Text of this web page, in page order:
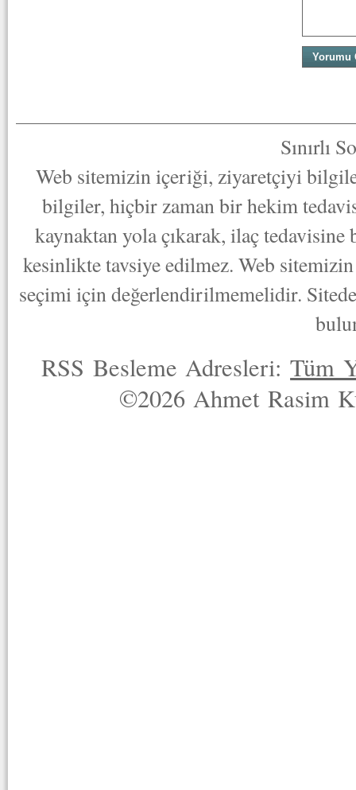
Sınırlı
Web sitemizin içeriği, ziyaretçiyi
bilgiler, hiçbir zaman bir hekim
kaynaktan yola çıkarak, ilaç
kesinlikte tavsiye edilmez. Web
seçimi için değerlendirilmemelidir.
RSS Besleme Adresleri:Tüm
©2026 Ahmet Rasim